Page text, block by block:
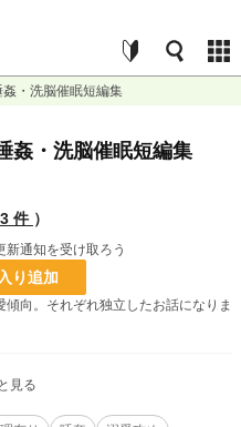
姦・洗脳催眠短編集
姦・洗脳催眠短編集
3 件 ）
新通知を受け取ろう
り追加
向。それぞれ独立したお話になりま